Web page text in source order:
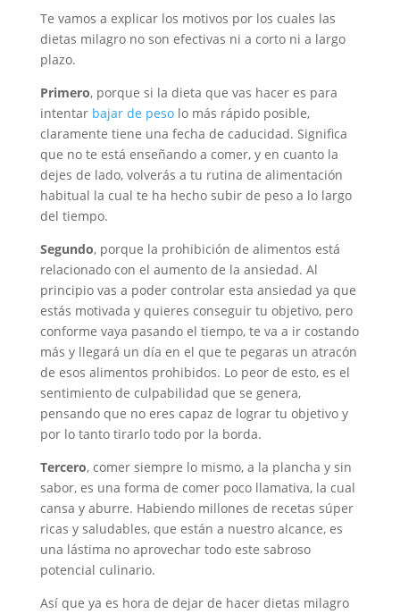
Te vamos a explicar los motivos por los cuales las
dietas milagro no son efectivas ni a corto ni a largo
plazo.
Primero, porque si la dieta que vas hacer es para
intentar bajar de pesolo más rápido posible,
claramente tiene una fecha de caducidad. Significa
que no te está enseñando a comer, y en cuanto la
dejes de lado, volverás a tu rutina de alimentación
habitual la cual te ha hecho subir de peso a lo largo
del tiempo.
Segundo, porque la prohibición de alimentos está
relacionado con el aumento de la ansiedad. Al
principio vas a poder controlar esta ansiedad ya que
estás motivada y quieres conseguir tu objetivo, pero
conforme vaya pasando el tiempo, te va a ir costando
más y llegará un día en el que te pegaras un atracón
de esos alimentos prohibidos. Lo peor de esto, es el
sentimiento de culpabilidad que se genera,
pensando que no eres capaz de lograr tu objetivo y
por lo tanto tirarlo todo por la borda.
Tercero, comer siempre lo mismo, a la plancha y sin
sabor, es una forma de comer poco llamativa, la cual
cansa y aburre. Habiendo millones de recetas súper
ricas y saludables, que están a nuestro alcance, es
una lástima no aprovechar todo este sabroso
potencial culinario.
Así que ya es hora de dejar de hacer dietas milagro